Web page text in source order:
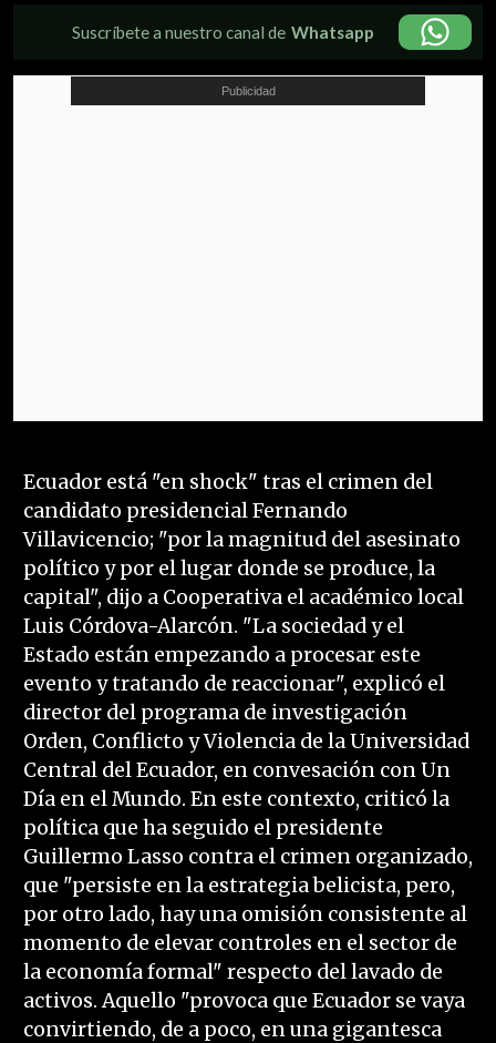
Suscríbete a nuestro canal de Whatsapp
Ecuador está "en shock" tras el crimen del
candidato presidencial Fernando
Villavicencio; "por la magnitud del asesinato
político y por el lugar donde se produce, la
capital", dijo a Cooperativa el académico local
Luis Córdova-Alarcón. "La sociedad y el
Estado están empezando a procesar este
evento y tratando de reaccionar", explicó el
director del programa de investigación
Orden, Conflicto y Violencia de la Universidad
Central del Ecuador, en convesación con Un
Día en el Mundo. En este contexto, criticó la
política que ha seguido el presidente
Guillermo Lasso contra el crimen organizado,
que "persiste en la estrategia belicista, pero,
por otro lado, hay una omisión consistente al
momento de elevar controles en el sector de
la economía formal" respecto del lavado de
activos. Aquello "provoca que Ecuador se vaya
convirtiendo, de a poco, en una gigantesca